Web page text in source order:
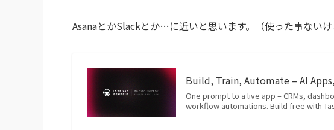
AsanaとかSlackとか…に近いと思います。（使った事ないけ
Build, Train, Automate – AI
One prompt to a live app – CRMs,
workflow automations. Build free with